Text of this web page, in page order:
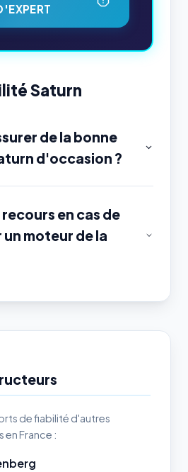
Saturn
de la bonne
d'occasion ?
en cas de
moteur de la
de fiabilité d'autres
en France :